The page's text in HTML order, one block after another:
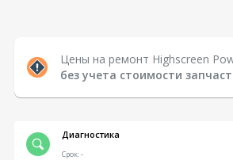
Цены на ремонт Highscreen
без учета стоимости
Диагностика
Срок:-